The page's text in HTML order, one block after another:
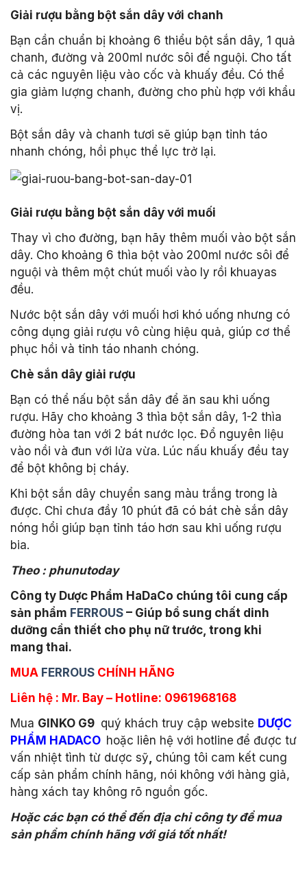
Giải rượu bằng bột sắn dây với chanh
Bạn cần chuẩn bị khoảng 6 thiểu bột sắn dây, 1 quả
chanh, đường và 200ml nước sôi để nguội. Cho tất
cả các nguyên liệu vào cốc và khuấy đều. Có thể
gia giảm lượng chanh, đường cho phù hợp với khẩu
vị.
Bột sắn dây và chanh tươi sẽ giúp bạn tỉnh táo
nhanh chóng, hồi phục thể lực trở lại.
Giải rượu bằng bột sắn dây với muối
Thay vì cho đường, bạn hãy thêm muối vào bột sắn
dây. Cho khoảng 6 thìa bột vào 200ml nước sôi để
nguội và thêm một chút muối vào ly rồi khuayas
đều.
Nước bột sắn dây với muối hơi khó uống nhưng có
công dụng giải rượu vô cùng hiệu quả, giúp cơ thể
phục hồi và tỉnh táo nhanh chóng.
Chè sắn dây giải rượu
Bạn có thể nấu bột sắn dây để ăn sau khi uống
rượu. Hãy cho khoảng 3 thìa bột sắn dây, 1-2 thìa
đường hòa tan với 2 bát nước lọc. Đổ nguyên liệu
vào nồi và đun với lửa vừa. Lúc nấu khuấy đều tay
để bột không bị cháy.
Khi bột sắn dây chuyển sang màu trắng trong là
được. Chỉ chưa đầy 10 phút đã có bát chè sắn dây
nóng hổi giúp bạn tỉnh táo hơn sau khi uống rượu
bia.
Theo : phunutoday
Công ty Dược Phẩm HaDaCo chúng tôi cung cấp
sản phẩm FERROUS – Giúp bổ sung chất dinh
dưỡng cần thiết cho phụ nữ trước, trong khi
mang thai.
MUA FERROUS CHÍNH HÃNG
Liên hệ : Mr. Bay – Hotline: 0961968168
Mua GINKO G9 quý khách truy cập website DƯỢC
PHẨM HADACO hoặc liên hệ với hotline để được tư
vấn nhiệt tình từ dược sỹ, chúng tôi cam kết cung
cấp sản phẩm chính hãng, nói không với hàng giả,
hàng xách tay không rõ nguồn gốc.
Hoặc các bạn có thể đến địa chỉ công ty để mua
sản phẩm chính hãng với giá tốt nhất!